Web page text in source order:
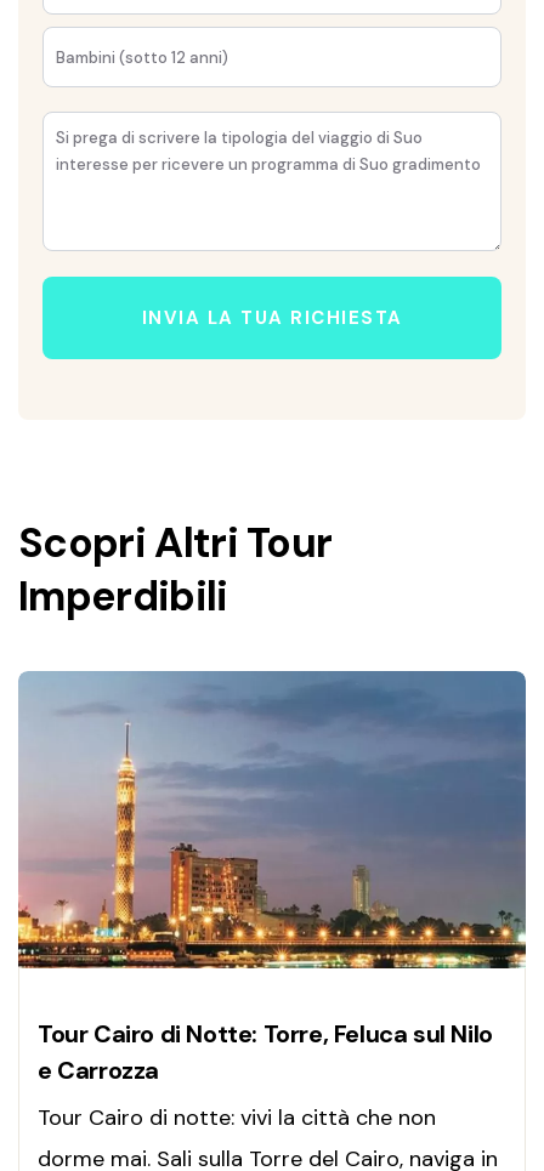
INVIA LA TUA RICHIESTA
Scopri Altri Tour
Imperdibili
Tour Cairo di Notte: Torre, Feluca sul Nilo
e Carrozza
Tour Cairo di notte: vivi la città che non
dorme mai. Sali sulla Torre del Cairo, naviga in